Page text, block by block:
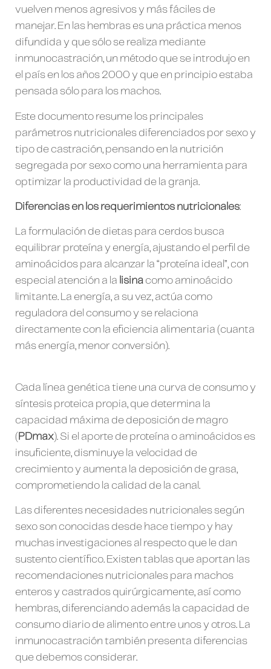
vuelven menos agresivos y más fáciles de
manejar. En las hembras es una práctica menos
difundida y que sólo se realiza mediante
inmunocastración, un método que se introdujo en
el país en los años 2000 y que en principio estaba
pensada sólo para los machos.
Este documento resume los principales
parámetros nutricionales diferenciados por sexo y
tipo de castración, pensando en la nutrición
segregada por sexo como una herramienta para
optimizar la productividad de la granja.
Diferencias en los requerimientos nutricionales:
La formulación de dietas para cerdos busca
equilibrar proteína y energía, ajustando el perfil de
aminoácidos para alcanzar la “proteína ideal”, con
especial atención a la lisina como aminoácido
limitante. La energía, a su vez, actúa como
reguladora del consumo y se relaciona
directamente con la eficiencia alimentaria (cuanta
más energía, menor conversión).
Cada línea genética tiene una curva de consumo y
síntesis proteica propia, que determina la
capacidad máxima de deposición de magro
(PDmax). Si el aporte de proteína o aminoácidos es
insuficiente, disminuye la velocidad de
crecimiento y aumenta la deposición de grasa,
comprometiendo la calidad de la canal.
Las diferentes necesidades nutricionales según
sexo son conocidas desde hace tiempo y hay
muchas investigaciones al respecto que le dan
sustento científico. Existen tablas que aportan las
recomendaciones nutricionales para machos
enteros y castrados quirúrgicamente, así como
hembras, diferenciando además la capacidad de
consumo diario de alimento entre unos y otros. La
inmunocastración también presenta diferencias
que debemos considerar.